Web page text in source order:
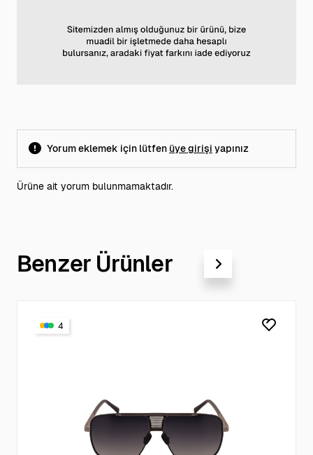
Yorum eklemek için lütfen üye girişi yapınız
Ürüne ait yorum bulunmamaktadır.
Benzer Ürünler
4